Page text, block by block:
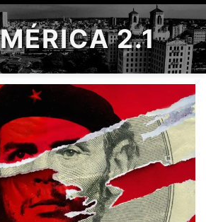
2.1